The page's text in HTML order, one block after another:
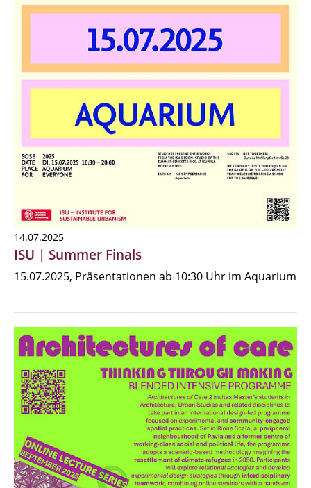
14.07.2025
ISU | Summer Finals
15.07.2025, Präsentationen ab 10:30 Uhr im Aquarium